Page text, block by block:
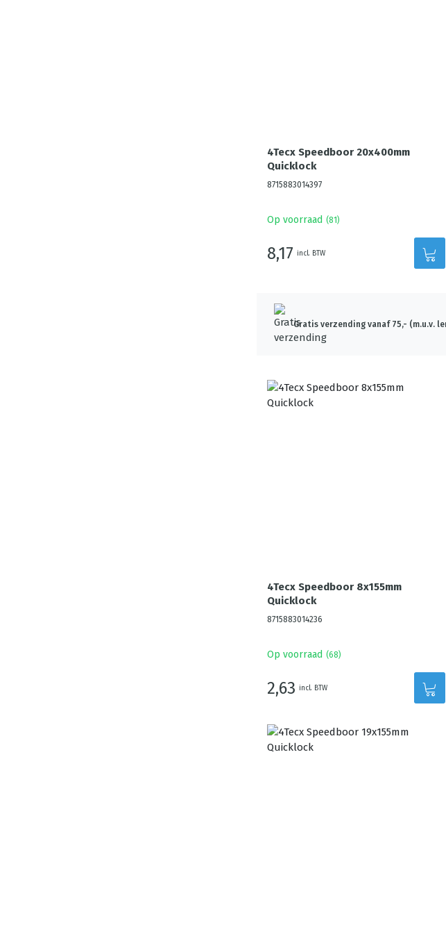
4Tecx Speedboor 20x400mm
Quicklock
8715883014397
Op voorraad (81 )
8,17 incl. BTW
Gratis verzending vanaf 75,- (m.u.v.
4Tecx Speedboor 8x155mm
Quicklock
8715883014236
Op voorraad (68)
2,63 incl. BTW